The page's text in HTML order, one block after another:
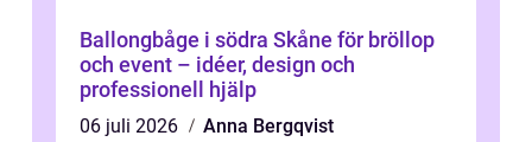
Ballongbåge i södra Skåne för bröllop
och event – idéer, design och
professionell hjälp
06 juli 2026
Anna Bergqvist